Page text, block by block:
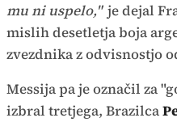
mu ni uspelo," je dejal
mislih desetletja boja
zvezdnika z odvisnostjo
Messija pa je označil za
izbral tretjega, Brazilca